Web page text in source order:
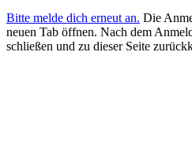
Bitte melde dich erneut an. Die
neuen Tab öffnen. Nach dem
schließen und zu dieser Seite